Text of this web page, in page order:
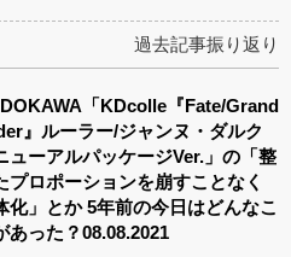
過去記事振り返り
「KDcolle『Fate/Grand
』ルーラー/ジャンヌ・ダルク
ューアルパッケージVer.」の「整
プロポーションを崩すことなく
化」とか 5年前の今日はどんなこ
あった？08.08.2021